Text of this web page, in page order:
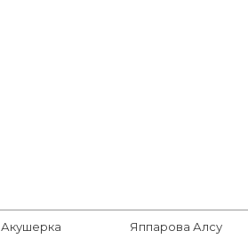
Акушерка
Яппарова Алсу